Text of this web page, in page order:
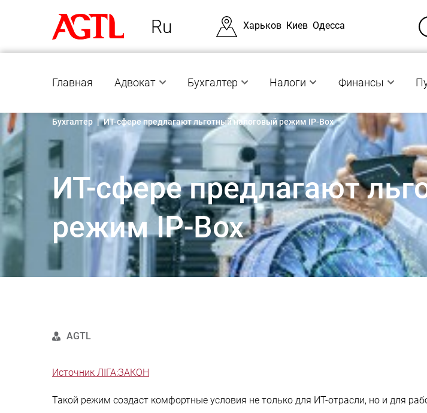
Ru Харьков Киев Одесса
Главная Адвокат Бухгалтер Налоги Финансы
Бухгалтер | ИТ-сфере предлагают льготный налоговый режим ІP-Box
ИТ-сфере предлагают
режим ІP-Box
AGTL
Источник ЛІГА:ЗАКОН
Такой режим создаст комфортные условия не только для ИТ-отрасли, но и для